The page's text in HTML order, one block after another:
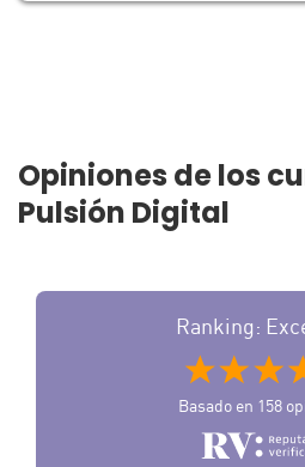
Opiniones de los
Pulsión Digital